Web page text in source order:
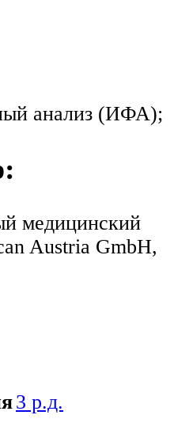
анализ (ИФА);
медицинский
Austria GmbH,
3 р.д.